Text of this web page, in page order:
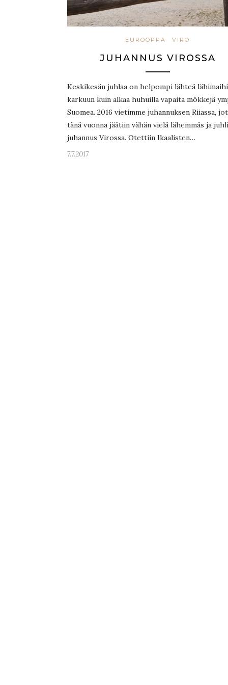
EUROOPPA VIRO
JUHANNUS VIROSSA
Keskikesän juhlaa on helpompi lähteä
karkuun kuin alkaa huhuilla vapaita mökkejä
Suomea. 2016 vietimme juhannuksen Riiassa,
tänä vuonna jäätiin vähän vielä lähemmäs ja
juhannus Virossa. Otettiin Ikaalisten…
7.7.2017